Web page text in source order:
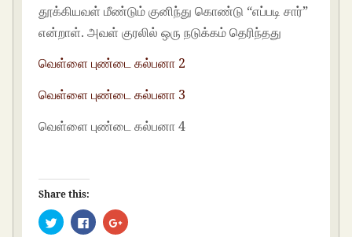
வெள்ளை புண்டை கல்பனா 2
வெள்ளை புண்டை கல்பனா 3
வெள்ளை புண்டை கல்பனா 4
Share this:
C
l
C
l
C
l